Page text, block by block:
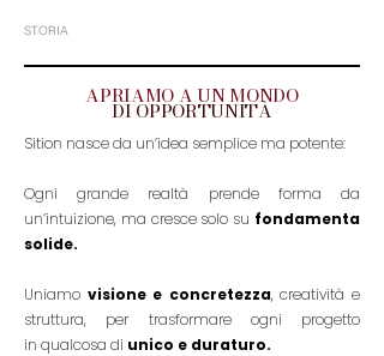
STORIA
APRIAMO A UN MONDO
DI OPPORTUNITÀ
Sition nasce da un’idea semplice ma potente:
Ogni grande realtà prende forma da
un’intuizione, ma cresce solo su fondamenta
solide.
Uniamo visione e concretezza, creatività e
struttura, per trasformare ogni progetto
in qualcosa di unico e duraturo.